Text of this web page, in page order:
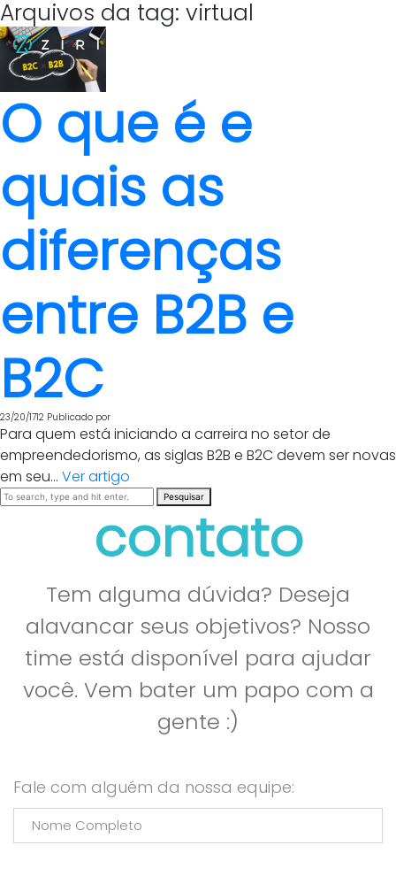
Arquivos da tag: virtual
O que é e
quais as
diferenças
entre B2B e
B2C
23/20/1712 Publicado por
Para quem está iniciando a carreira no setor de
empreendedorismo, as siglas B2B e B2C devem ser novas
em seu... Ver artigo
Pesquisar
contato
Tem alguma dúvida? Deseja
alavancar seus objetivos? Nosso
time está disponível para ajudar
você. Vem bater um papo com a
gente :)
Fale com alguém da nossa equipe: